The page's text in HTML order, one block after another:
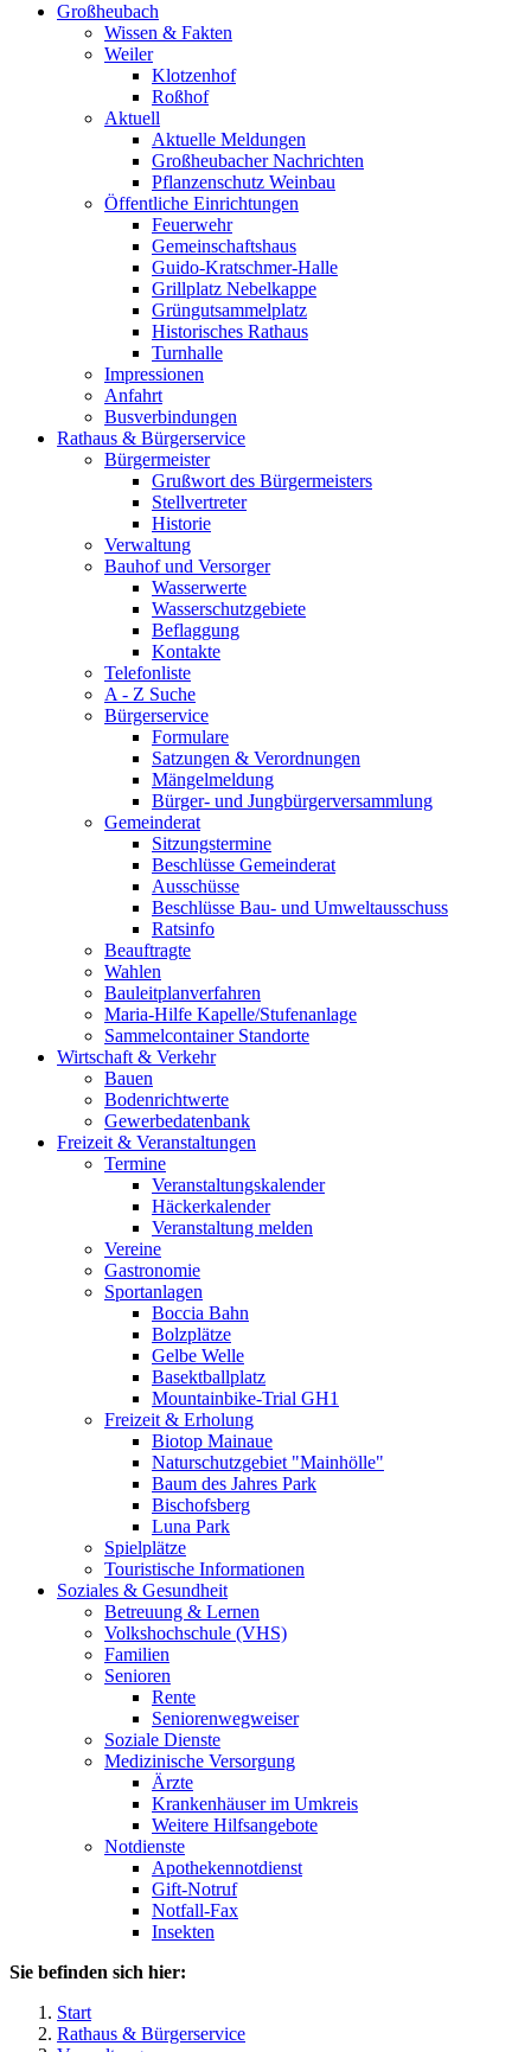
Großheubach
Wissen & Fakten
Weiler
Klotzenhof
Roßhof
Aktuell
Aktuelle Meldungen
Großheubacher Nachrichten
Pflanzenschutz Weinbau
Öffentliche Einrichtungen
Feuerwehr
Gemeinschaftshaus
Guido-Kratschmer-Halle
Grillplatz Nebelkappe
Grüngutsammelplatz
Historisches Rathaus
Turnhalle
Impressionen
Anfahrt
Busverbindungen
Rathaus & Bürgerservice
Bürgermeister
Grußwort des Bürgermeisters
Stellvertreter
Historie
Verwaltung
Bauhof und Versorger
Wasserwerte
Wasserschutzgebiete
Beflaggung
Kontakte
Telefonliste
A - Z Suche
Bürgerservice
Formulare
Satzungen & Verordnungen
Mängelmeldung
Bürger- und Jungbürgerversammlung
Gemeinderat
Sitzungstermine
Beschlüsse Gemeinderat
Ausschüsse
Beschlüsse Bau- und Umweltausschuss
Ratsinfo
Beauftragte
Wahlen
Bauleitplanverfahren
Maria-Hilfe Kapelle/Stufenanlage
Sammelcontainer Standorte
Wirtschaft & Verkehr
Bauen
Bodenrichtwerte
Gewerbedatenbank
Freizeit & Veranstaltungen
Termine
Veranstaltungskalender
Häckerkalender
Veranstaltung melden
Vereine
Gastronomie
Sportanlagen
Boccia Bahn
Bolzplätze
Gelbe Welle
Basektballplatz
Mountainbike-Trial GH1
Freizeit & Erholung
Biotop Mainaue
Naturschutzgebiet "Mainhölle"
Baum des Jahres Park
Bischofsberg
Luna Park
Spielplätze
Touristische Informationen
Soziales & Gesundheit
Betreuung & Lernen
Volkshochschule (VHS)
Familien
Senioren
Rente
Seniorenwegweiser
Soziale Dienste
Medizinische Versorgung
Ärzte
Krankenhäuser im Umkreis
Weitere Hilfsangebote
Notdienste
Apothekennotdienst
Gift-Notruf
Notfall-Fax
Insekten
Sie befinden sich hier:
Start
Rathaus & Bürgerservice